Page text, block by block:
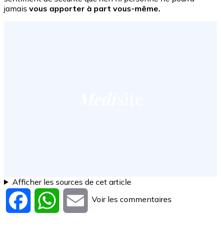
jamais vous apporter à part vous-même.
Afficher les sources de cet article
Facebook WhatsApp
Email
Voir les commentaires